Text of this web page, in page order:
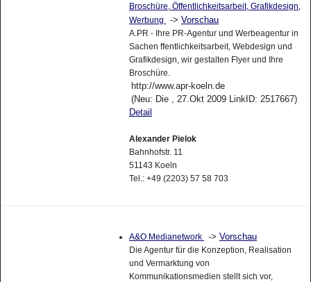
Broschüre, Öffentlichkeitsarbeit, Grafikdesign,
Werbung
-> Vorschau
A.PR - Ihre PR-Agentur und Werbeagentur in
Sachen ffentlichkeitsarbeit, Webdesign und
Grafikdesign, wir gestalten Flyer und Ihre
Broschüre.
http://www.apr-koeln.de
(Neu: Die , 27.Okt 2009 LinkID: 2517667)
Detail
Alexander Pielok
Bahnhofstr. 11
51143 Koeln
Tel.: +49 (2203) 57 58 703
A&O Medianetwork -> Vorschau
Die Agentur für die Konzeption, Realisation
und Vermarktung von
Kommunikationsmedien stellt sich vor,